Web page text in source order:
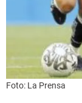
Foto: La Prensa